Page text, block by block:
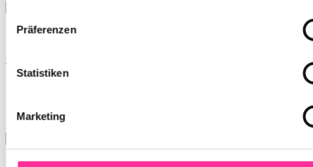
Präferenzen
Statistiken
Marketing
© Amanda Demme
Utopia Orchestra
Mo., 09.11.2026
Isarphilharmonie (Gasteig HP8)